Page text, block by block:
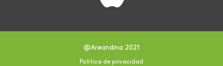
@Areandina 2021
Política de privacidad